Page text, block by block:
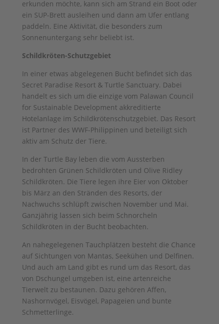
erkunden möchte, kann sich am Strand ein Boot oder
ein SUP-Brett ausleihen und dann am Ufer entlang
paddeln. Eine Aktivität, die besonders zum
Sonnenuntergang sehr beliebt ist.
Schildkröten-Schutzgebiet
In einer etwas abgelegenen Bucht befindet sich das
Secret Paradise Resort & Turtle Sanctuary. Dabei
handelt es sich um die einzige vom Palawan Council
for Sustainable Development akkreditierte
Hotelanlage im Schildkrötenschutzgebiet. Das Resort
ist Partner des WWF-Philippinen und beteiligt sich
aktiv am Schutz der Tiere.
In der Turtle Bay leben die vom Aussterben
bedrohten Grünen Schildkröten und Olive Ridley
Schildkröten. Die Tiere legen ihre Eier von Oktober
bis März an den Stränden des Resorts, der
Nachwuchs schlüpft zwischen November und Mai.
Ganzjährig lassen sich beim Schnorcheln
Schildkröten in der Bucht beobachten.
An nahegelegenen Tauchplätzen besteht die Chance
auf Sichtungen von Mantas, Seekühen und Delfinen.
Und auch am Land gibt es rund um das Resort, das
von Dschungel umgeben ist, eine artenreiche
Tierwelt zu bestaunen. Dazu gehören Affen,
Nashornvögel, Eisvögel, Papageien und bunte
Schmetterlinge.